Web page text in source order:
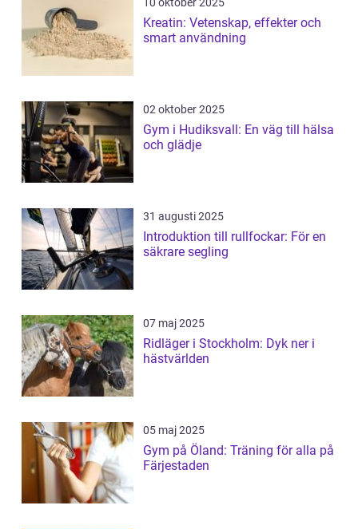
Kreatin: Vetenskap, effekter och
smart användning
02 oktober 2025
Gym i Hudiksvall: En väg till hälsa
och glädje
31 augusti 2025
Introduktion till rullfockar: För en
säkrare segling
07 maj 2025
Ridläger i Stockholm: Dyk ner i
hästvärlden
05 maj 2025
Gym på Öland: Träning för alla på
Färjestaden